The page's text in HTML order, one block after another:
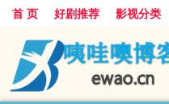
首 页 好剧推荐 影视分类